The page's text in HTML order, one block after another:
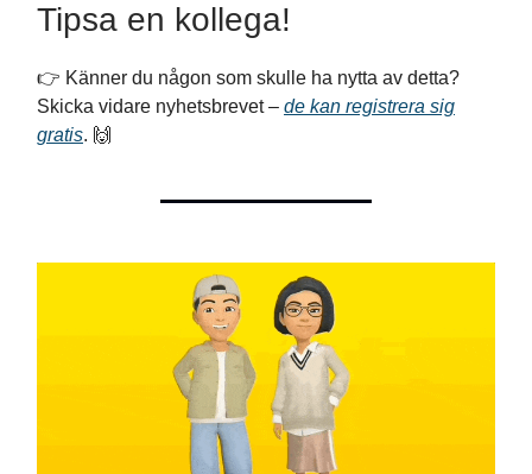
Tipsa en kollega!
👉 Känner du någon som skulle ha nytta av detta?
Skicka vidare nyhetsbrevet – de kan registrera sig
gratis. 🙌